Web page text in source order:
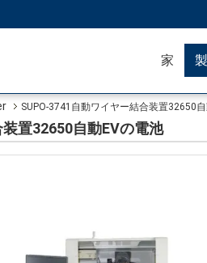
家
SUPO-3741自動ワイヤー結合装置32650
置32650自動EVの電池